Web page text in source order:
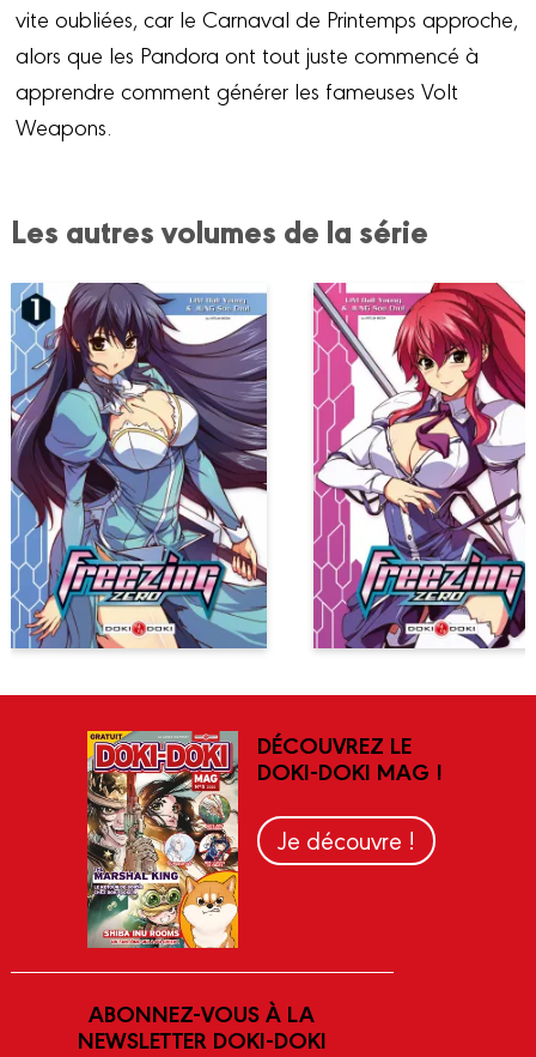
vite oubliées, car le Carnaval de Printemps approche,
alors que les Pandora ont tout juste commencé à
apprendre comment générer les fameuses Volt
Weapons.
Les autres volumes de la série
DÉCOUVREZ LE
DOKI-DOKI MAG !
Je découvre !
ABONNEZ-VOUS À LA
NEWSLETTER DOKI-DOKI